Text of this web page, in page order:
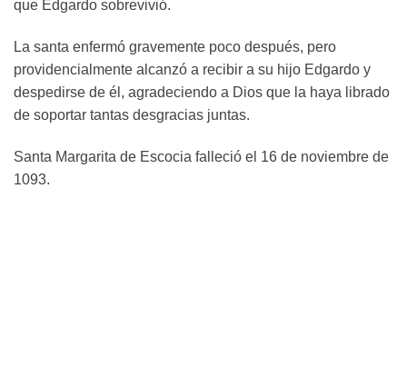
que Edgardo sobrevivió.
La santa enfermó gravemente poco después, pero
providencialmente alcanzó a recibir a su hijo Edgardo y
despedirse de él, agradeciendo a Dios que la haya librado
de soportar tantas desgracias juntas.
Santa Margarita de Escocia falleció el 16 de noviembre de
1093.